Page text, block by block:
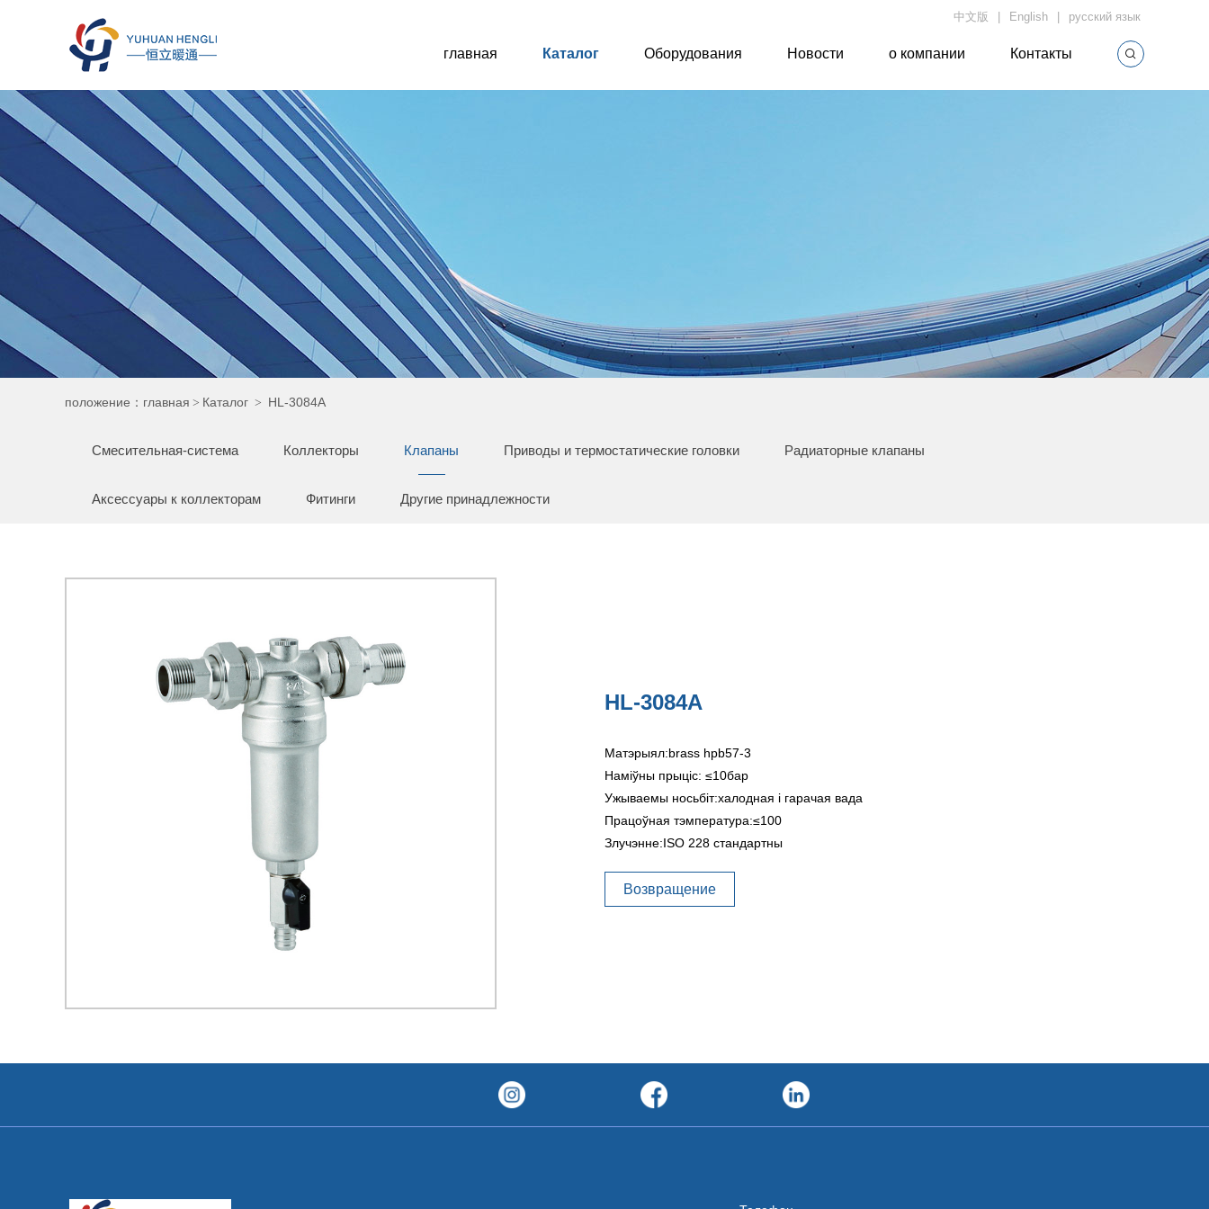
中文版 English русский язык
главная Каталог Оборудования Новости о компании Контакты 
положение： главная Каталог HL-3084A
Смесительная-система Коллекторы Клапаны Приводы и термостатические головки Радиаторные клапаны
Аксессуары к коллекторам Фитинги Другие принадлежности
HL-3084A
Матэрыял:brass hpb57-3
Наміўны прыціс: ≤10бар
Ужываемы носьбіт:халодная і гарачая вада
Працоўная тэмпература:≤100
Злучэнне:ISO 228 стандартны
Возвращение